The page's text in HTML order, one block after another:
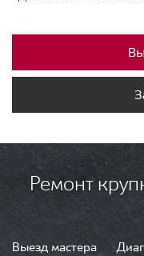
Ремонт
Выезд мастера